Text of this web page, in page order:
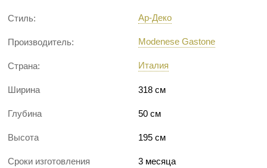
Стиль: Ар-Деко
Производитель: Modenese Gastone
Страна: Италия
Ширина 318 см
Глубина 50 см
Высота 195 см
Сроки изготовления 3 месяца